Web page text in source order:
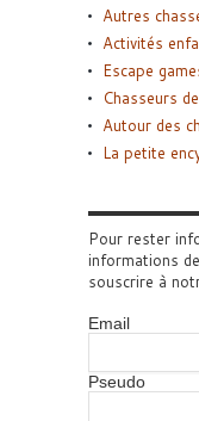
Autres
Activités
Escape
Chasseurs
Autour des
La petite
Pour rester
informations
souscrire à
Email
Pseudo